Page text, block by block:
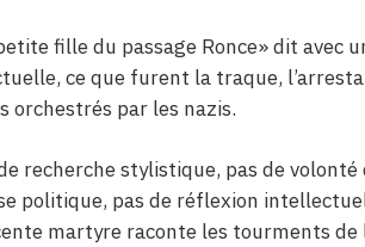
fille du passage Ronce» dit avec
ce que furent la traque,
orchestrés par les nazis.
recherche stylistique, pas de
politique, pas de réflexion
martyre raconte les tourments